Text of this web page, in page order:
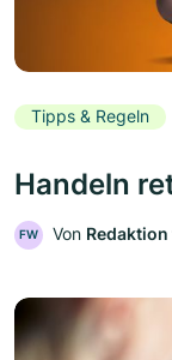
Tipps & Regeln
Handeln
FW Von